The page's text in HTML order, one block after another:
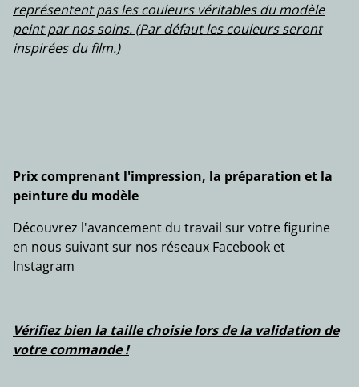
représentent pas les couleurs véritables du modèle
peint par nos soins. (Par défaut les couleurs seront
inspirées du film.)
Prix comprenant l'impression, la préparation et la
peinture du modèle
Découvrez l'avancement du travail sur votre figurine
en nous suivant sur nos réseaux Facebook et
Instagram
Vérifiez bien la taille choisie lors de la validation de
votre commande !